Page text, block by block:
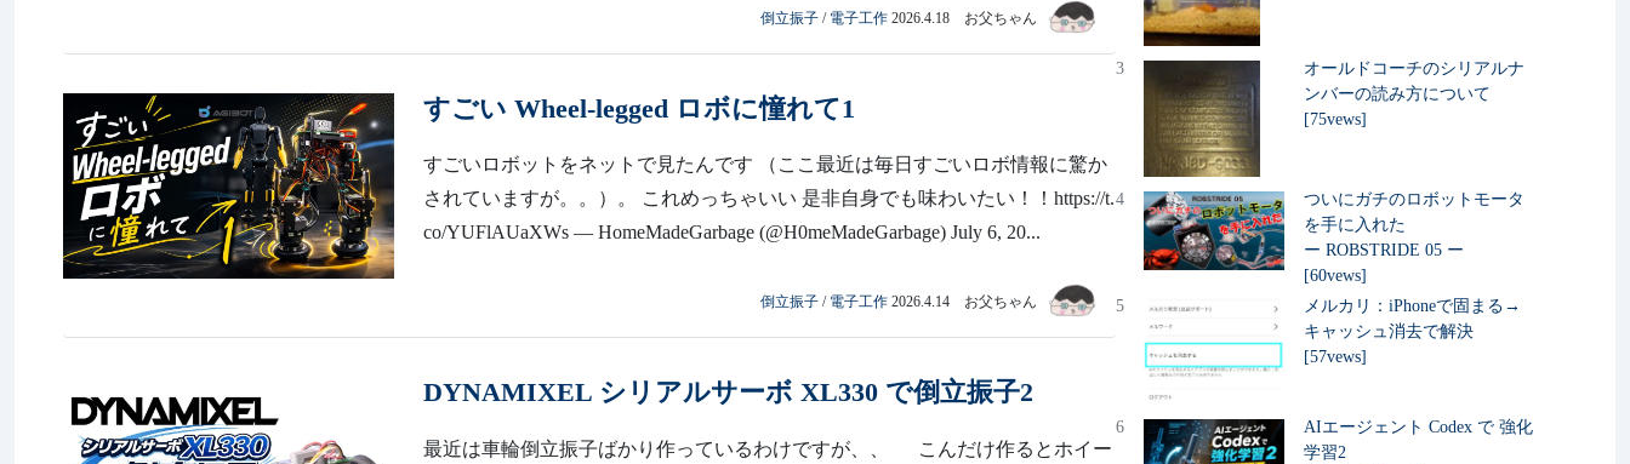
倒立振子 / 電子工作 2026.4.18 お父ちゃん
すごい Wheel-legged ロボに憧れて1
すごいロボットをネットで見たんです （ここ最近は毎日すごいロボ情報に驚か
されていますが。。）。 これめっちゃいい 是非自身でも味わいたい！！https://t.
co/YUFlAUaXWs — HomeMadeGarbage (@H0meMadeGarbage) July 6, 20...
倒立振子 / 電子工作 2026.4.14 お父ちゃん
DYNAMIXEL シリアルサーボ XL330 で倒立振子2
最近は車輪倒立振子ばかり作っているわけですが、、 こんだけ作るとホイー
3
オールドコーチのシリアルナ
ンバーの読み方について
[75vews]
4
ついにガチのロボットモータ
を手に入れた
ー ROBSTRIDE 05 ー
[60vews]
5
メルカリ：iPhoneで固まる→
キャッシュ消去で解決
[57vews]
6
AIエージェント Codex で 強化
学習2